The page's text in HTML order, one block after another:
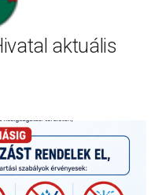
aktuális